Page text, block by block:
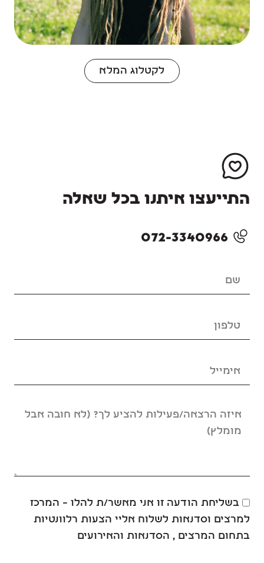
לקטלוג המלא
התייעצו איתנו בכל שאלה
072-3340966
בשליחת הודעה זו אני מאשר/ת להלו – המרכז
למרצים וסדנאות לשלוח אליי הצעות רלוונטיות
בתחום המרצים , הסדנאות והאירועים